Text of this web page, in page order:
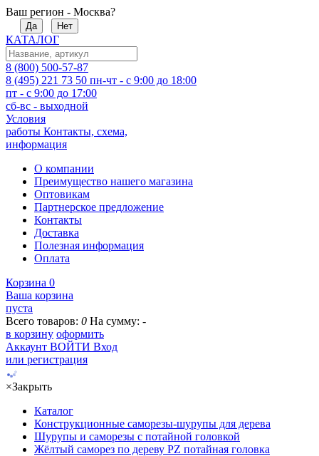
Ваш регион - Москва?
Да Нет
КАТАЛОГ
8 (800) 500-57-87
8 (495) 221 73 50 пн-чт - с 9:00 до 18:00
пт - с 9:00 до 17:00
сб-вс - выходной
Условия
работы Контакты, схема,
информация
О компании
Преимущество нашего магазина
Оптовикам
Партнерское предложение
Контакты
Доставка
Полезная информация
Оплата
Корзина 0
Ваша корзина
пуста
Всего товаров: 0 На сумму: -
в корзину оформить
Аккаунт ВОЙТИ Вход
или регистрация
×Закрыть
Каталог
Конструкционные саморезы-шурупы для дерева
Шурупы и саморезы с потайной головкой
Жёлтый саморез по дереву PZ потайная головка